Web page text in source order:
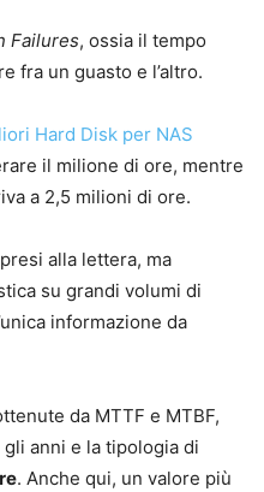
Failures, ossia il tempo
fra un guasto e l’altro.
Hard Disk per NAS
il milione di ore, mentre
a 2,5 milioni di ore.
alla lettera, ma
su grandi volumi di
informazione da
da MTTF e MTBF,
anni e la tipologia di
. Anche qui, un valore più